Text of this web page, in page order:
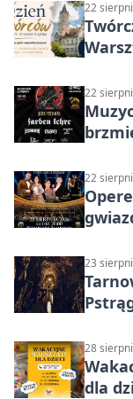
22
22
22
23
28
dla